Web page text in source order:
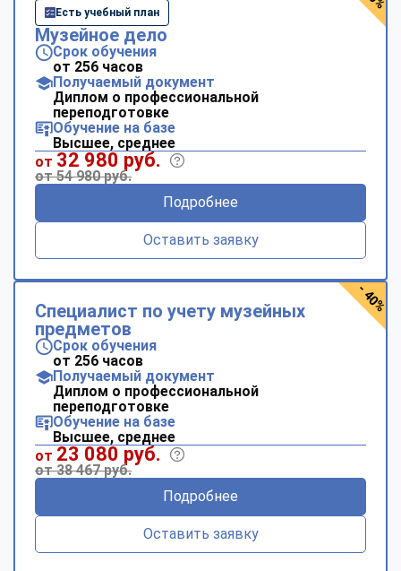
Есть учебный план
Музейное дело
Срок обучения
от 256 часов
Получаемый документ
Диплом о профессиональной
переподготовке
Обучение на базе
Высшее, среднее
от 32 980 руб.
от 54 980 руб.
Подробнее
Оставить заявку
Специалист по учету музейных
предметов
Срок обучения
от 256 часов
Получаемый документ
Диплом о профессиональной
переподготовке
Обучение на базе
Высшее, среднее
от 23 080 руб.
от 38 467 руб.
Подробнее
Оставить заявку
- 40%